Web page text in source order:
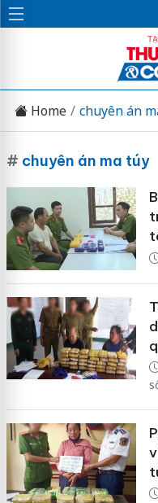
Home chuyên án
# chuyên án ma túy